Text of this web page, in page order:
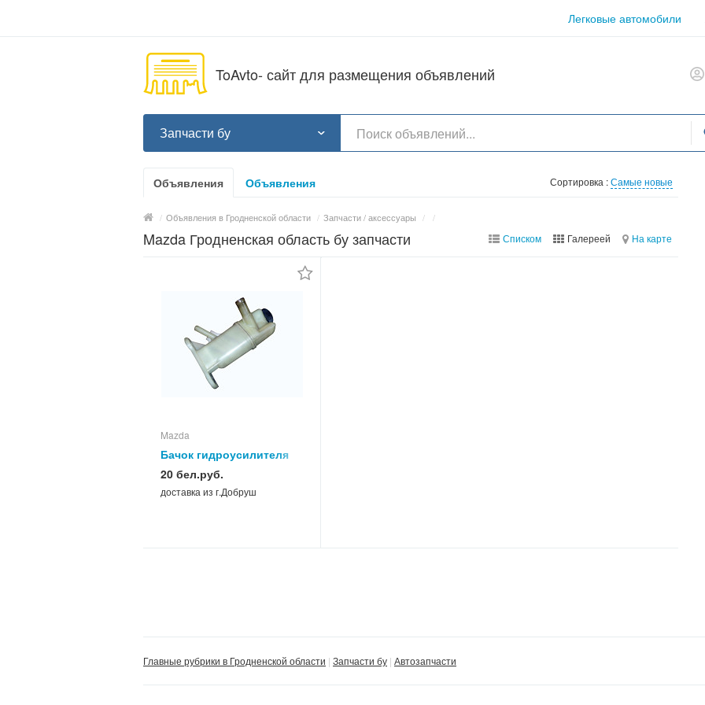
Легковые автомобили
ToAvto- сайт для размещения объявлений
Запчасти бу
Объявления Объявления Сортировка :Самые новые
/ Объявления в Гродненской области / Запчасти / аксессуары / /
Mazda Гродненская область бу запчасти Списком Галереей На карте
Mazda
Бачок гидроусилителя
Mazda 323 BG
20 бел.руб.
доставка из г.Добруш
Главные рубрики в Гродненской области Запчасти бу Автозапчасти